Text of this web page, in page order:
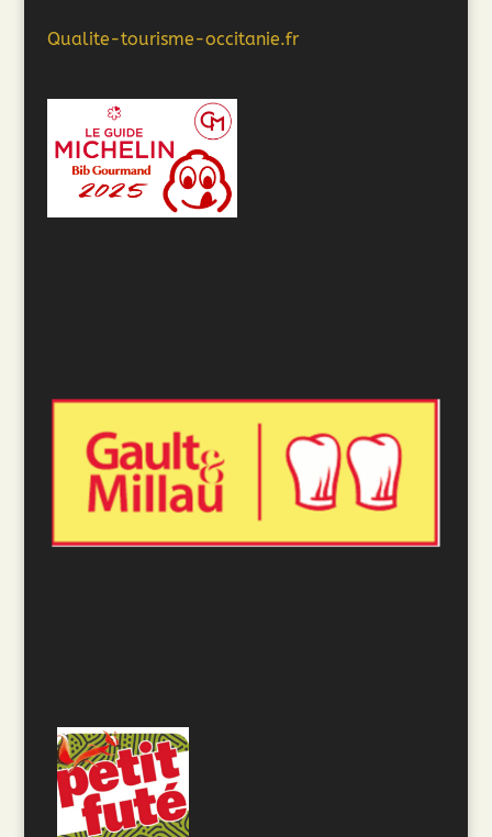
Qualite-tourisme-occitanie.fr